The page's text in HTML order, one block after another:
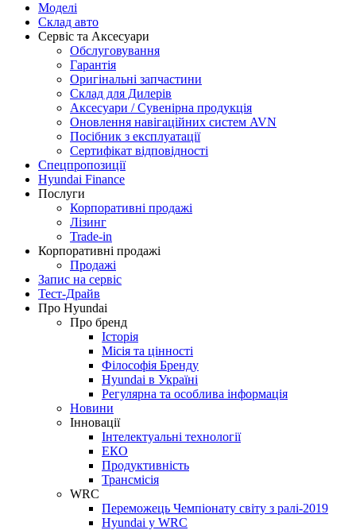
Моделі
Склад авто
Сервіс та Аксесуари
Обслуговування
Гарантія
Оригінальні запчастини
Склад для Дилерів
Аксесуари / Сувенірна продукція
Оновлення навігаційних систем AVN
Посібник з експлуатації
Сертифікат відповідності
Спецпропозиції
Hyundai Finance
Послуги
Корпоративні продажі
Лізинг
Trade-in
Корпоративні продажі
Продажі
Запис на сервіс
Тест-Драйв
Про Hyundai
Про бренд
Історія
Місія та цінності
Філософія Бренду
Hyundai в Україні
Регулярна та особлива інформація
Новини
Інновації
Інтелектуальні технології
ЕКО
Продуктивність
Трансмісія
WRC
Переможець Чемпіонату світу з ралі-2019
Hyundai у WRC